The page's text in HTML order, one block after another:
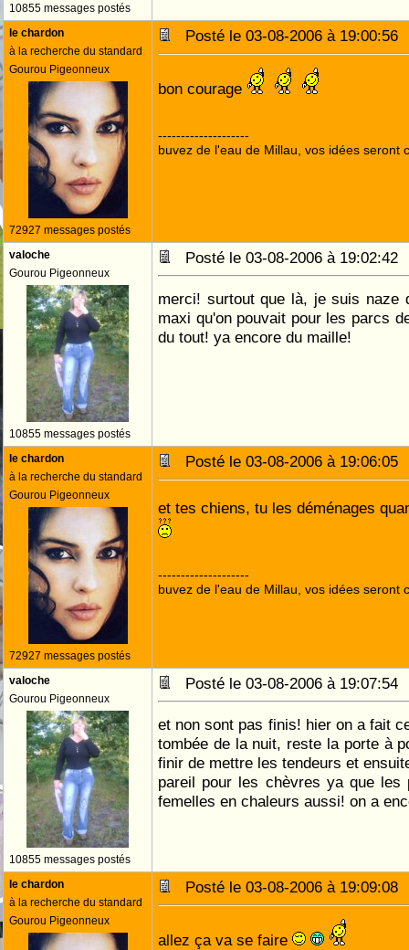
10855 messages postés
le chardon
à la recherche du standard
Gourou Pigeonneux
72927 messages postés
Posté le 03-08-2006 à
bon courage
--------------------
buvez de l'eau de Millau, vos idées seront
valoche
Gourou Pigeonneux
10855 messages postés
Posté le 03-08-2006 à
merci! surtout que là, je suis naze
maxi qu'on pouvait pour les parcs
du tout! ya encore du maille!
le chardon
à la recherche du standard
Gourou Pigeonneux
72927 messages postés
Posté le 03-08-2006 à
et tes chiens, tu les déménages
--------------------
buvez de l'eau de Millau, vos idées seront
valoche
Gourou Pigeonneux
10855 messages postés
Posté le 03-08-2006 à
et non sont pas finis! hier on a fait
tombée de la nuit, reste la porte à
finir de mettre les tendeurs et
pareil pour les chèvres ya que les
femelles en chaleurs aussi! on a
le chardon
à la recherche du standard
Gourou Pigeonneux
Posté le 03-08-2006 à
allez ça va se faire